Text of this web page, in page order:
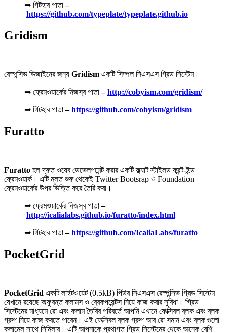
➡ গিটহাব পাতা–
https://github.com/typeplate/typeplate.github.io
Gridism
রেস্পন্সিভ ডিজাইনের জন্য Gridism একটি সিম্পল সিএসএস গ্রিড সিস্টেম।
➡ ফ্রেমওয়ার্কের নিজস্ব পাতা–http://cobyism.com/gridism/
➡ গিটহাব পাতা–https://github.com/cobyism/gridism
Furatto
Furatto হল দ্রুত ওয়েব ডেভেলপমেন্ট করার একটি ফ্ল্যাট স্টাইলড ফ্রন্ট-ইন্ড
ফ্রেমওয়ার্ক। এটি মূলত শুরু থেকেই Twitter Bootsrap ও Foundation
ফ্রেমওয়ার্কের উপর ভিত্তি করে তৈরি করা।
➡ ফ্রেমওয়ার্কের নিজস্ব পাতা–
http://icalialabs.github.io/furatto/index.html
➡ গিটহাব পাতা–https://github.com/IcaliaLabs/furatto
PocketGrid
PocketGrid একটি লাইটওয়েট (0.5kB) পিউর সিএসএস রেস্পন্সিভ গ্রিড সিস্টেম
যেখানে রয়েছে অফুরন্ত কলামস ও ব্রেকপয়েন্টস নিয়ে কাজ করার সুবিধা। গ্রিড
সিস্টেমের মাধ্যমে রো এবং কলাম তৈরির পরিবর্তে আপনি এখানে ফেক্সিবল ব্লক এবং ব্লক
গ্রুপ নিয়ে কাজ করতে পারেন। এই ফেক্সিবল ব্লক গ্রুপ আর রো সমান এবং ব্লক গুলো
কলামেল সাথে সিমিলার। এটি আপনাকে প্রথাগত গ্রিড সিস্টেমের থেকে অনেক বেশি